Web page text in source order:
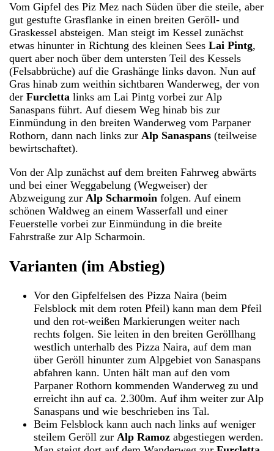
Vom Gipfel des Piz Mez nach Süden über die steile, aber
gut gestufte Grasflanke in einen breiten Geröll- und
Graskessel absteigen. Man steigt im Kessel zunächst
etwas hinunter in Richtung des kleinen SeesLai Pintg,
quert aber noch über dem untersten Teil des Kessels
(Felsabbrüche) auf die Grashänge links davon. Nun auf
Gras hinab zum weithin sichtbaren Wanderweg, der von
derFurcletta links am Lai Pintg vorbei zur Alp
Sanaspans führt. Auf diesem Weg hinab bis zur
Einmündung in den breiten Wanderweg vom Parpaner
Rothorn, dann nach links zurAlp Sanaspans (teilweise
bewirtschaftet).
Von der Alp zunächst auf dem breiten Fahrweg abwärts
und bei einer Weggabelung (Wegweiser) der
Abzweigung zur Alp Scharmoin folgen. Auf einem
schönen Waldweg an einem Wasserfall und einer
Feuerstelle vorbei zur Einmündung in die breite
Fahrstraße zur Alp Scharmoin.
Varianten (im Abstieg)
Vor den Gipfelfelsen des Pizza Naira (beim
Felsblock mit dem roten Pfeil) kann man dem Pfeil
und den rot-weißen Markierungen weiter nach
rechts folgen. Sie leiten in den breiten Geröllhang
westlich unterhalb des Pizza Naira, auf dem man
über Geröll hinunter zum Alpgebiet von Sanaspans
abfahren kann. Unten hält man auf den vom
Parpaner Rothorn kommenden Wanderweg zu und
erreicht ihn auf ca. 2.300m. Auf ihm weiter zur Alp
Sanaspans und wie beschrieben ins Tal.
Beim Felsblock kann auch nach links auf weniger
steilem Geröll zur Alp Ramoz abgestiegen werden.